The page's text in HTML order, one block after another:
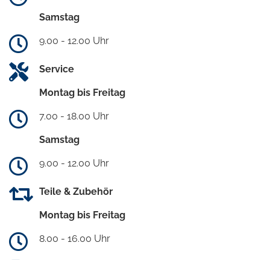
Samstag
9.00 - 12.00 Uhr
Service
Montag bis Freitag
7.00 - 18.00 Uhr
Samstag
9.00 - 12.00 Uhr
Teile & Zubehör
Montag bis Freitag
8.00 - 16.00 Uhr